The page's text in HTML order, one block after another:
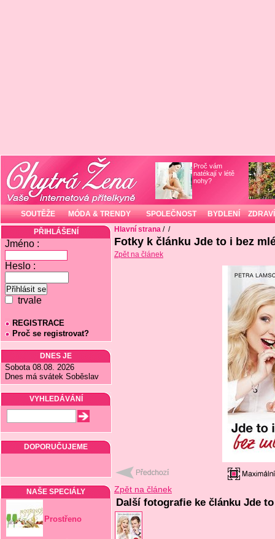
Proč vám
natékají v létě
nohy?
SOUTĚŽE MÓDA & TRENDY SPOLEČNOST BYDLENÍ ZDRAVÍ
PŘIHLÁŠENÍ
Jméno :
Heslo :
trvale
REGISTRACE
Proč se registrovat?
DNES JE
Sobota 08.08. 2026
Dnes má svátek Soběslav
VYHLEDÁVÁNÍ
DOPORUČUJEME
NAŠE SPECIÁLY
Prostřeno
Hlavní strana / /
Fotky k článku Jde to i bez
Zpět na článek
Zpět na článek
Další fotografie ke článku Jde